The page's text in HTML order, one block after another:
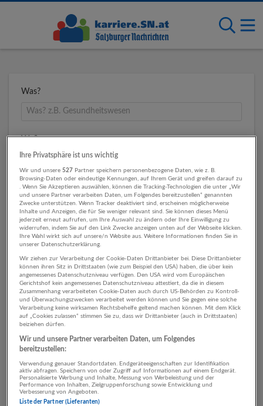
Was?
Wo?
Umkreis
1 Einkauf, Logistik, Lager IT-
Dienstleistungen
Unternehmen
Ihre Privatsphäre ist uns wichtig
Wir und unsere527 Partner speichern personenbezogene Daten, wie z. B.
Browsing-Daten oder eindeutige Kennungen, auf Ihrem Gerät und greifen darauf zu
. Wenn Sie Akzeptieren auswählen, können die Tracking-Technologien die unter „Wir
und unsere Partner verarbeiten Daten, um Folgendes bereitzustellen“ genannten
Zwecke unterstützen. Wenn Tracker deaktiviert sind, erscheinen möglicherweise
Inhalte und Anzeigen, die für Sie weniger relevant sind. Sie können dieses Menü
jederzeit erneut aufrufen, um Ihre Auswahl zu ändern oder Ihre Einwilligung zu
widerrufen, indem Sie auf den Link Zwecke anzeigen unten auf der Webseite klicken.
Ihre Wahl wirkt sich auf unsere/n Website aus. Weitere Informationen finden Sie in
unserer Datenschutzerklärung.
Wir ziehen zur Verarbeitung der Cookie-Daten Drittanbieter bei. Diese Drittanbieter
können ihren Sitz in Drittstaaten (wie zum Beispiel den USA) haben, die über kein
angemessenes Datenschutzniveau verfügen. Den USA wird vom Europäischen
Gerichtshof kein angemessenes Datenschutzniveau attestiert, da die in diesem
Zusammenhang verarbeiteten Cookie-Daten auch durch US-Behörden zu Kontroll-
und Überwachungszwecken verarbeitet werden können und Sie gegen eine solche
Verarbeitung keine wirksamen Rechtsbehelfe geltend machen können. Mit dem Klick
auf „Cookies zulassen“ stimmen Sie zu, dass wir Drittanbieter (auch in Drittstaaten)
beiziehen dürfen.
Wir und unsere Partner verarbeiten Daten, um Folgendes
bereitzustellen:
Verwendung genauer Standortdaten. Endgeräteeigenschaften zur Identifikation
aktiv abfragen. Speichern von oder Zugriff auf Informationen auf einem Endgerät.
Personalisierte Werbung und Inhalte, Messung von Werbeleistung und der
Performance von Inhalten, Zielgruppenforschung sowie Entwicklung und
Verbesserung von Angeboten.
Liste der Partner (Lieferanten)